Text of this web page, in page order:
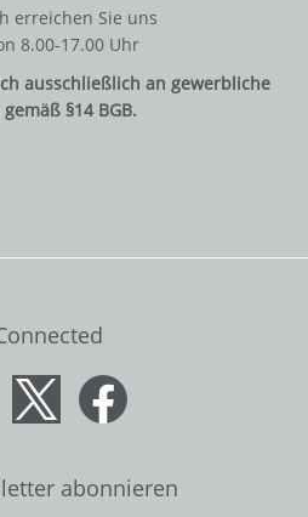
erreichen Sie uns
8.00-17.00 Uhr
ausschließlich an gewerbliche
§14 BGB.
abonnieren